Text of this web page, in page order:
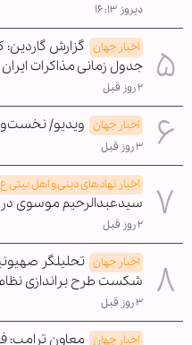
دیروز ۱۶:۱۳
اخبار جهان گزارش گاردین:
جدول زمانی مذاکرات ایران
۲ روز قبل
اخبار جهان ویدیو/
۳ روز قبل
اخبار نهادهای دینی و اهل بیتی ع
سیدعبدالرحیم موسوی در
۲ روز قبل
اخبار جهان تحلیلگر
شکست طرح براندازی نظام
۳ روز قبل
اخبار جهان معاون ترامپ: